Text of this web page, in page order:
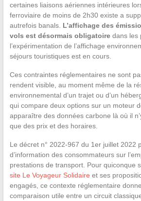
certaines liaisons aériennes intérieures
ferroviaire de moins de 2h30 existe a
autrefois banals. L’affichage des
vols est désormais obligatoiredans les
l’expérimentation de l’affichage
séjours touristiques est en cours.
Ces contraintes réglementaires ne sont
rendent visible, au moment même de la
environnemental d’un trajet ou d’un
qui compare deux options sur un moteur
apparaître des données carbone là où il
que des prix et des horaires.
Le décret n° 2022-967 du 1er juillet 2022
d’information des consommateurs sur
prestations de transport. Pour quiconque
site Le Voyageur Solidaire et ses
engagés, ce contexte réglementaire
comparaison utile entre un circuit